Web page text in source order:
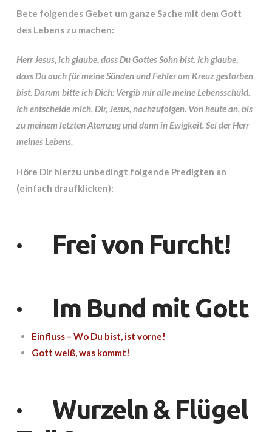
Bete folgendes Gebet um ganze Sache mit dem Gott
des Lebens zu machen:
Herr Jesus, ich glaube, dass Du Gottes Sohn bist. Ich glaube,
dass Du auch für meine Sünden und Fehler am Kreuz gestorben
bist. Darum bitte ich Dich: Vergib mir alle meine Lebensschuld.
Ich entscheide mich, Dir, Jesus, nachzufolgen. Von heute an, bis
zu meinem letzten Atemzug und dann in Ewigkeit. Sei der Herr
meines Lebens.
Höre Dir hierzu unbedingt folgende Predigten an
(einfach draufklicken):
· Frei von Furcht!
· Im Bund mit Gott
Einfluss – Wo Du bist, ist vorne!
Gott weiß, was kommt!
· Wurzeln & Flügel